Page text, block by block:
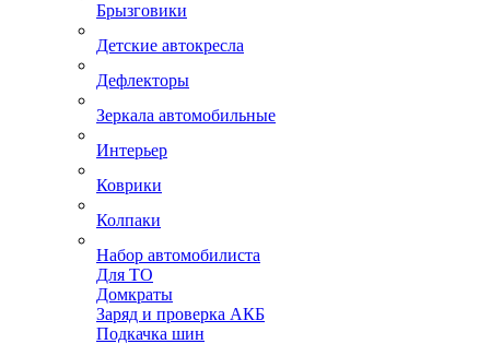
Брызговики
Детские автокресла
Дефлекторы
Зеркала автомобильные
Интерьер
Коврики
Колпаки
Набор автомобилиста
Для ТО
Домкраты
Заряд и проверка АКБ
Подкачка шин